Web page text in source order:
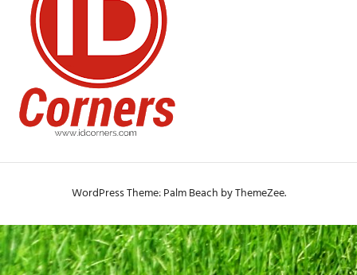
WordPress Theme: Palm Beach by ThemeZee.